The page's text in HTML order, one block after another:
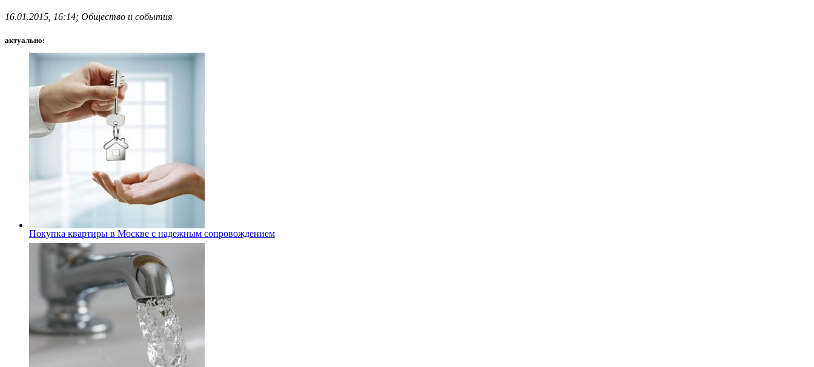
16.01.2015, 16:14; Общество и события
актуально:
Покупка квартиры в Москве с надежным сопровождением